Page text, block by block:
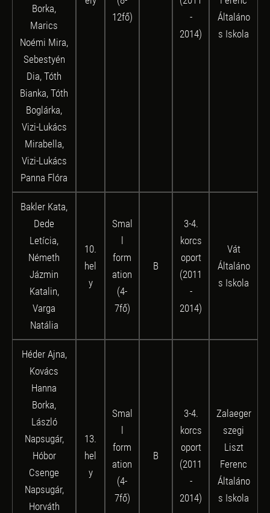
Borka,
Marics
Noémi Mira,
Sebestyén
Dia, Tóth
Bianka, Tóth
Boglárka,
Vizi-Lukács
Mirabella,
Vizi-Lukács
Panna Flóra
12fő)
-
2014)
Általáno
s Iskola
Bakler Kata,
Dede
Letícia,
Németh
Jázmin
Katalin,
Varga
Natália
10.
hel
y
Smal
l
form
ation
(4-
7fő)
B
3-4.
korcs
oport
(2011
-
2014)
Vát
Általáno
s Iskola
Héder Ajna,
Kovács
Hanna
Borka,
László
Napsugár,
Hóbor
Csenge
Napsugár,
Horváth
13.
hel
y
Smal
l
form
ation
(4-
7fő)
B
3-4.
korcs
oport
(2011
-
2014)
Zalaeger
szegi
Liszt
Ferenc
Általáno
s Iskola